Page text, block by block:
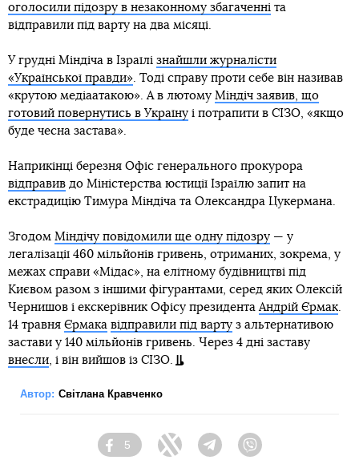
оголосили підозру в незаконному збагаченні та
відправили під варту на два місяці.
У грудні Міндіча в Ізраїлі знайшли журналісти
«Української правди». Тоді справу проти себе він називав
«крутою медіаатакою». А в лютому Міндіч заявив, що
готовий повернутись в Україну і потрапити в СІЗО, «якщо
буде чесна застава».
Наприкінці березня Офіс генерального прокурора
відправив до Міністерства юстиції Ізраїлю запит на
екстрадицію Тимура Міндіча та Олександра Цукермана.
Згодом Міндічу повідомили ще одну підозру — у
легалізації 460 мільйонів гривень, отриманих, зокрема, у
межах справи «Мідас», на елітному будівництві під
Києвом разом з іншими фігурантами, серед яких Олексій
Чернишов і екскерівник Офісу президентаАндрій Єрмак.
14 травня Єрмака відправили під варту з альтернативою
застави у 140 мільйонів гривень. Через 4 дні заставу
внесли, і він вийшов із СІЗО.
Автор: Світлана Кравченко
Facebook
5
Twitter Telegram